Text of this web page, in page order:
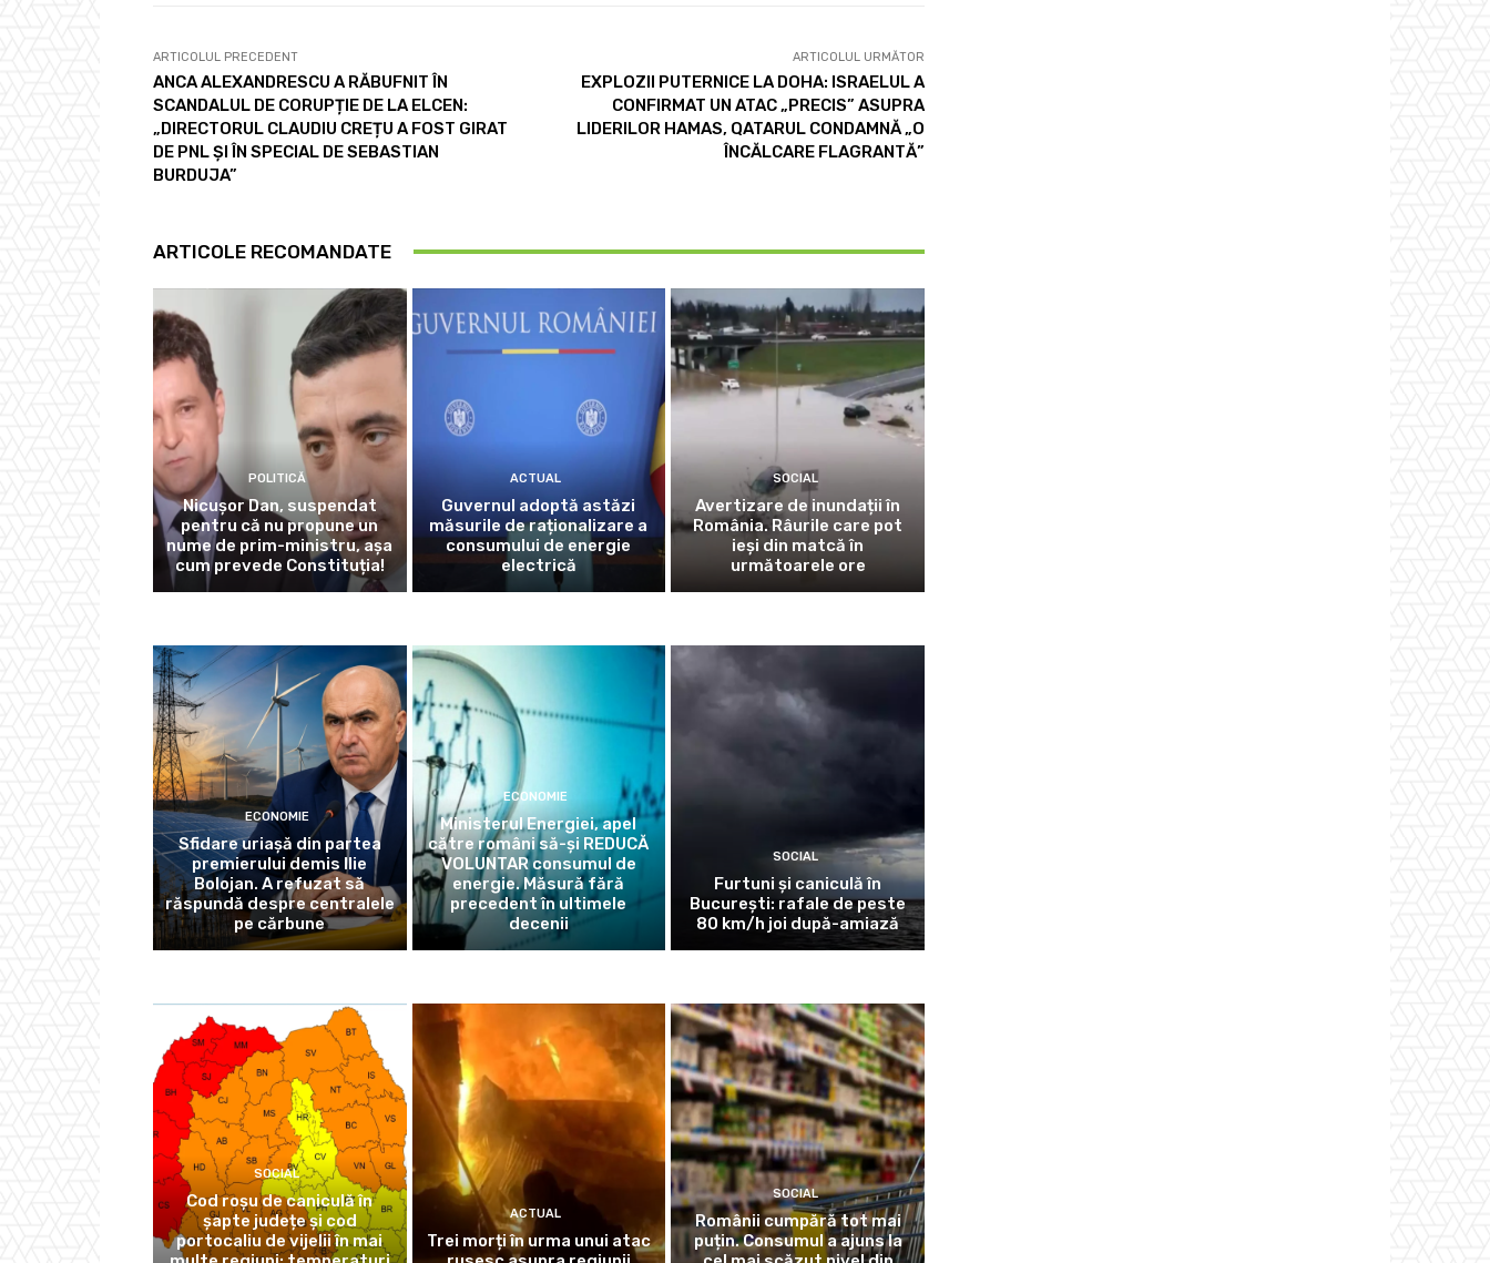
ARTICOLUL PRECEDENT
ANCA ALEXANDRESCU A RĂBUFNIT ÎN
SCANDALUL DE CORUPȚIE DE LA ELCEN:
„DIRECTORUL CLAUDIU CREȚU A FOST GIRAT
DE PNL ȘI ÎN SPECIAL DE SEBASTIAN
BURDUJA”
ARTICOLUL URMĂTOR
EXPLOZII PUTERNICE LA DOHA: ISRAELUL A
CONFIRMAT UN ATAC „PRECIS” ASUPRA
LIDERILOR HAMAS, QATARUL CONDAMNĂ „O
ÎNCĂLCARE FLAGRANTĂ”
ARTICOLE RECOMANDATE
POLITICĂ
Nicușor Dan, suspendat
pentru că nu propune un
nume de prim-ministru, așa
cum prevede Constituția!
ACTUAL
Guvernul adoptă astăzi
măsurile de raționalizare a
consumului de energie
electrică
SOCIAL
Avertizare de inundații în
România. Râurile care pot
ieși din matcă în
următoarele ore
ECONOMIE
Sfidare uriașă din partea
premierului demis Ilie
Bolojan. A refuzat să
răspundă despre centralele
pe cărbune
ECONOMIE
Ministerul Energiei, apel
către români să-și REDUCĂ
VOLUNTAR consumul de
energie. Măsură fără
precedent în ultimele
decenii
SOCIAL
Furtuni și caniculă în
București: rafale de peste
80 km/h joi după-amiază
SOCIAL
Cod roșu de caniculă în
șapte județe și cod
portocaliu de vijelii în mai
ACTUAL
Trei morți în urma unui atac
SOCIAL
Românii cumpără tot mai
puțin. Consumul a ajuns la